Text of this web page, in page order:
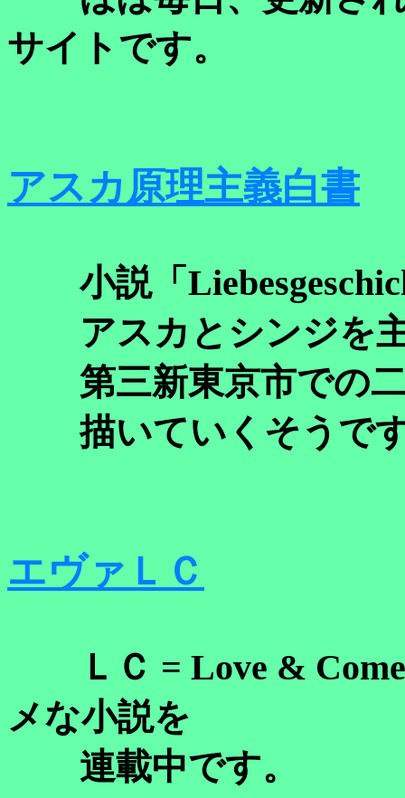
サイトです。
アスカ原理主義白書
小説「
アスカとシンジを主
第三新東京市での二
描いていくそうで
エヴァＬＣ
ＬＣ = Love &
メな小説を
連載中です。